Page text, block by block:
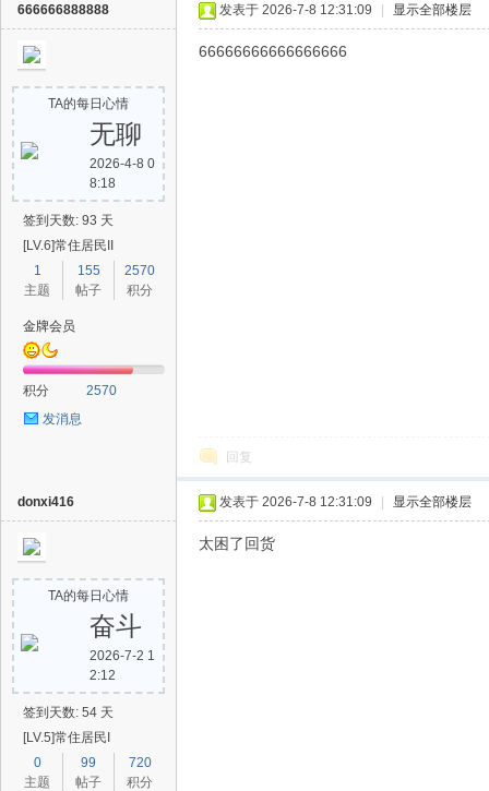
666666888888
TA的每日心情
无聊
2026-4-8 0
8:18
签到天数: 93 天
[LV.6]常住居民II
1
主题
155
帖子
2570
积分
金牌会员
积分
2570
发消息
发表于 2026-7-8 12:31:09 显示全部楼层
66666666666666666
回复
donxi416
TA的每日心情
奋斗
2026-7-2 1
2:12
签到天数: 54 天
[LV.5]常住居民I
0
主题
99
帖子
720
积分
发表于 2026-7-8 12:31:09 显示全部楼层
太困了回货